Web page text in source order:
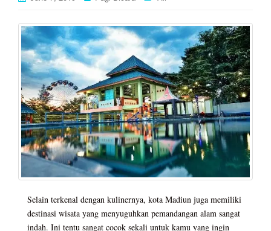
Selain terkenal dengan kulinernya, kota Madiun juga memiliki
destinasi wisata yang menyuguhkan pemandangan alam sangat
indah. Ini tentu sangat cocok sekali untuk kamu yang ingin